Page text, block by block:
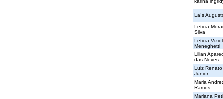
karina
Laís
Leticia
Silva
Leticia Vizioli
Meneghetti
Lilian
das Neves
Luiz Renato
Junior
Maria
Ramos
Mariana